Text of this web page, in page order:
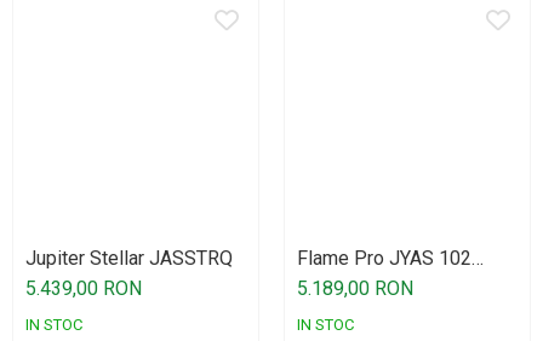
Jupiter Stellar JASSTRQ
5.439,00 RON
IN STOC
Flame Pro JYAS 102
CFMT Sax Alto
5.189,00 RON
IN STOC